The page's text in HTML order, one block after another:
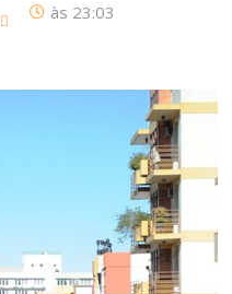
às 23:03